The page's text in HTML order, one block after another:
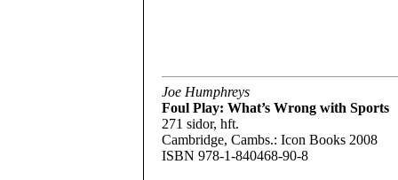
Joe Humphreys
Foul Play: What’s Wrong with Sports
271 sidor, hft.
Cambridge, Cambs.: Icon Books 2008
ISBN 978-1-840468-90-8